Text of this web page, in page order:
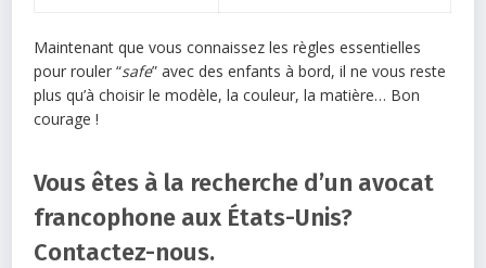
Maintenant que vous connaissez les règles essentielles
pour rouler “safe” avec des enfants à bord, il ne vous reste
plus qu’à choisir le modèle, la couleur, la matière… Bon
courage !
Vous êtes à la recherche d’un avocat
francophone aux États-Unis?
Contactez-nous.